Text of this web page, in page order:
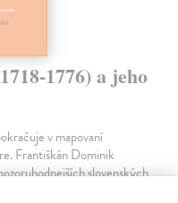
1776) a jeho
v mapovaní
Františkán Dominik
slovenských